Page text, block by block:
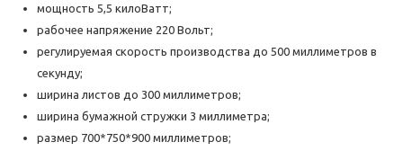
мощность 5,5 килоВатт;
рабочее напряжение 220 Вольт;
регулируемая скорость производства до 500 миллиметров в
секунду;
ширина листов до 300 миллиметров;
ширина бумажной стружки 3 миллиметра;
размер 700*750*900 миллиметров;